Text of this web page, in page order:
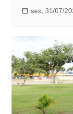
sex, 31/07/